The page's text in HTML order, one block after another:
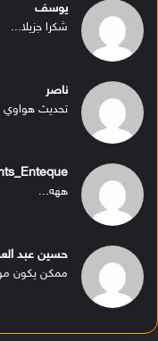
يوسف
شكرا جزيلا...
ناصر
تحديث هواوي 8...
ههه...
حسين عبد
ممكن يكون